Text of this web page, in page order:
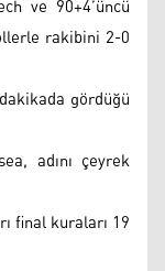
ve 90+4’üncü
rakibini 2-0
gördüğü
adını çeyrek
final kuraları 19